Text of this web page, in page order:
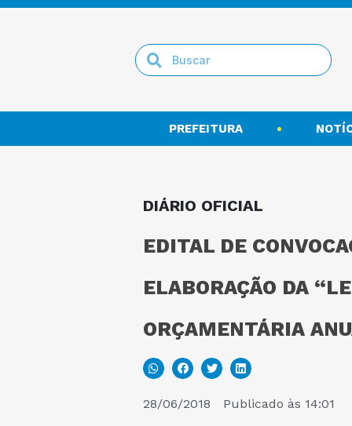
PREFEITURA
DIÁRIO OFICIAL
EDITAL DE
ELABORAÇÃO DA
ORÇAMENTÁRIA
28/06/2018 Publicado às 14:01